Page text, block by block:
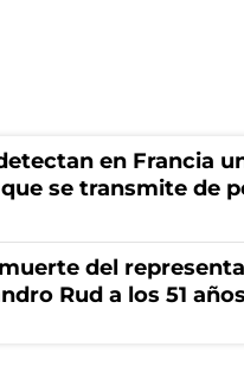
en Francia
se transmite de
del
Rud a los 51 años